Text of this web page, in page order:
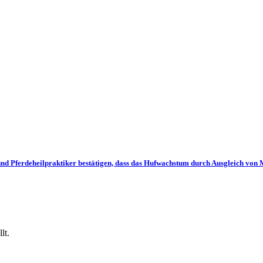
bestätigen, dass das Hufwachstum durch Ausgleich von